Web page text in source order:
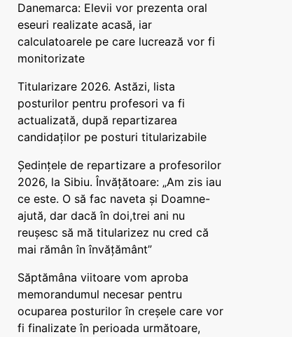
Danemarca: Elevii vor prezenta oral
eseuri realizate acasă, iar
calculatoarele pe care lucrează vor fi
monitorizate
Titularizare 2026. Astăzi, lista
posturilor pentru profesori va fi
actualizată, după repartizarea
candidaților pe posturi titularizabile
Ședințele de repartizare a profesorilor
2026, la Sibiu. Învățătoare: „Am zis iau
ce este. O să fac naveta și Doamne-
ajută, dar dacă în doi,trei ani nu
reușesc să mă titularizez nu cred că
mai rămân în învățământ”
Săptămâna viitoare vom aproba
memorandumul necesar pentru
ocuparea posturilor în creșele care vor
fi finalizate în perioada următoare,